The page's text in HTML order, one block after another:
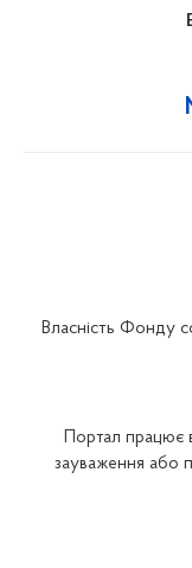
Закарпатське
Запорізьке
Власність Фонду
Портал працює
зауваження або